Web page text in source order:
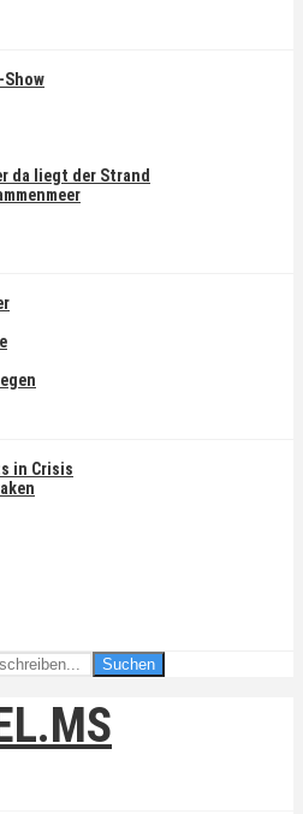
Show
da liegt der Strand
in Crisis
Suchen